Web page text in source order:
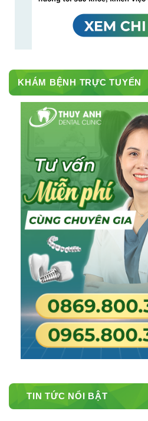
KHÁM BỆNH TRỰC TUYẾN
TIN TỨC NỔI BẬT